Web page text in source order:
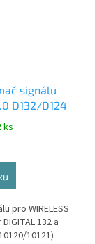
signálu
D132/D124
ks
pro WIRELESS
132 a
10121)